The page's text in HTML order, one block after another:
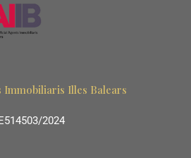
Illes Balears
2024